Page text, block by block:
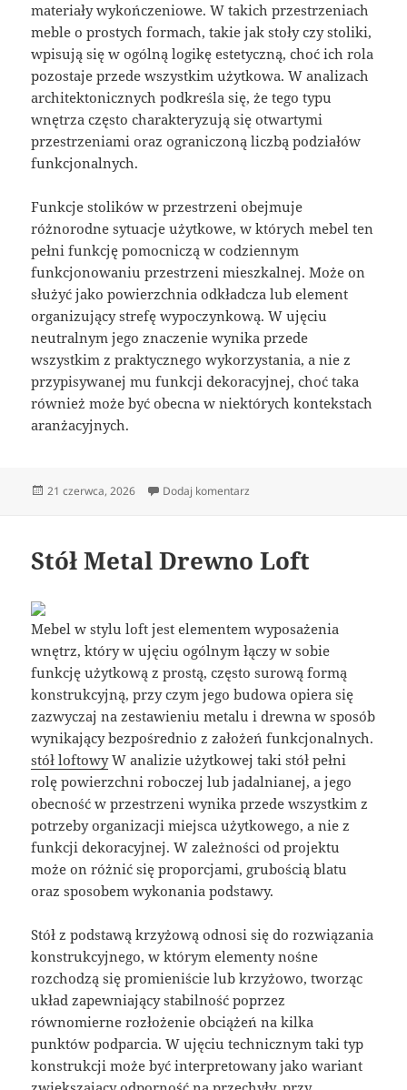
materiały wykończeniowe. W takich przestrzeniach
meble o prostych formach, takie jak stoły czy stoliki,
wpisują się w ogólną logikę estetyczną, choć ich rola
pozostaje przede wszystkim użytkowa. W analizach
architektonicznych podkreśla się, że tego typu
wnętrza często charakteryzują się otwartymi
przestrzeniami oraz ograniczoną liczbą podziałów
funkcjonalnych.
Funkcje stolików w przestrzeni obejmuje
różnorodne sytuacje użytkowe, w których mebel ten
pełni funkcję pomocniczą w codziennym
funkcjonowaniu przestrzeni mieszkalnej. Może on
służyć jako powierzchnia odkładcza lub element
organizujący strefę wypoczynkową. W ujęciu
neutralnym jego znaczenie wynika przede
wszystkim z praktycznego wykorzystania, a nie z
przypisywanej mu funkcji dekoracyjnej, choć taka
również może być obecna w niektórych kontekstach
aranżacyjnych.
Data
21 czerwca, 2026 Dodaj komentarz
Stół Metal Drewno Loft
Mebel w stylu loft jest elementem wyposażenia
wnętrz, który w ujęciu ogólnym łączy w sobie
funkcję użytkową z prostą, często surową formą
konstrukcyjną, przy czym jego budowa opiera się
zazwyczaj na zestawieniu metalu i drewna w sposób
wynikający bezpośrednio z założeń funkcjonalnych.
stół loftowyW analizie użytkowej taki stół pełni
rolę powierzchni roboczej lub jadalnianej, a jego
obecność w przestrzeni wynika przede wszystkim z
potrzeby organizacji miejsca użytkowego, a nie z
funkcji dekoracyjnej. W zależności od projektu
może on różnić się proporcjami, grubością blatu
oraz sposobem wykonania podstawy.
Stół z podstawą krzyżową odnosi się do rozwiązania
konstrukcyjnego, w którym elementy nośne
rozchodzą się promieniście lub krzyżowo, tworząc
układ zapewniający stabilność poprzez
równomierne rozłożenie obciążeń na kilka
punktów podparcia. W ujęciu technicznym taki typ
konstrukcji może być interpretowany jako wariant